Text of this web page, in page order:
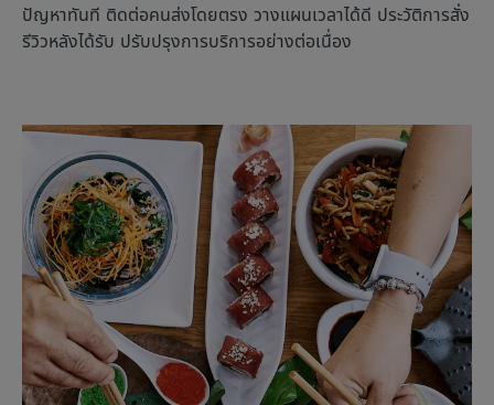
ปัญหาทันที ติดต่อคนส่งโดยตรง วางแผนเวลาได้ดี ประวัติการสั่ง
รีวิวหลังได้รับ ปรับปรุงการบริการอย่างต่อเนื่อง